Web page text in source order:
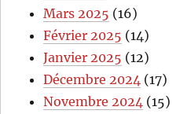
Mars 2025 (16)
Février 2025 (14)
Janvier 2025 (12)
Décembre 2024 (17)
Novembre 2024 (15)